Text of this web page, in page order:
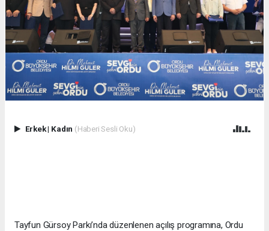
Erkek| Kadın (Haberi Sesli Oku)
Tayfun Gürsoy Parkı’nda düzenlenen açılış programına, Ordu